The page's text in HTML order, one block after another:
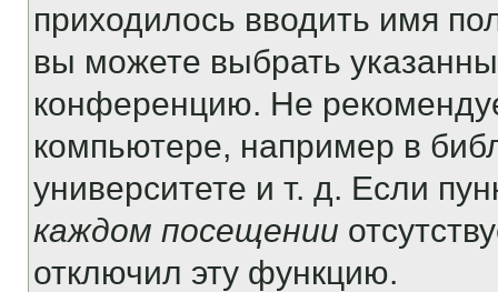
приходилось вводить имя
вы можете выбрать
конференцию. Не
компьютере, например в
университете и т. д. Если
каждом посещении
отключил эту функцию.